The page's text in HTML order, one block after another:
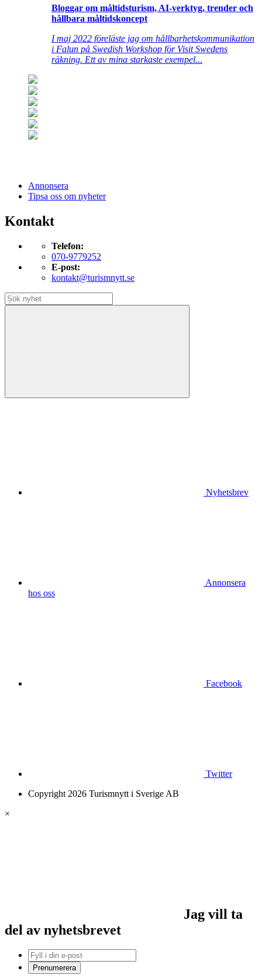
Bloggar om måltidsturism, AI-verktyg, trender och
hållbara måltidskoncept
I maj 2022 föreläste jag om hållbarhetskommunikation
i Falun på Swedish Workshop för Visit Swedens
räkning. Ett av mina starkaste exempel...
Annonsera
Tipsa oss om nyheter
Kontakt
Telefon:
070-9779252
E-post:
kontakt@turismnytt.se
Nyhetsbrev
Annonsera
hos oss
Facebook
Twitter
Copyright 2026 Turismnytt i Sverige AB
×
Jag vill ta
del av nyhetsbrevet
Prenumerera